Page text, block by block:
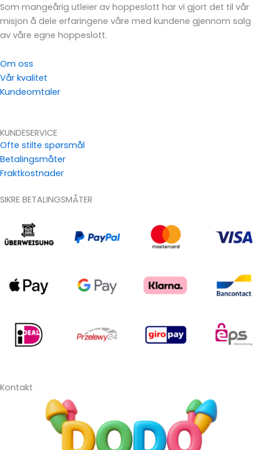
Som mangeårig utleier av hoppeslott har vi gjort det til vår
misjon å dele erfaringene våre med kundene gjennom salg
av våre egne hoppeslott.
Om oss
Vår kvalitet
Kundeomtaler
KUNDESERVICE
Ofte stilte spørsmål
Betalingsmåter
Fraktkostnader
SIKRE BETALINGSMÅTER
Kontakt